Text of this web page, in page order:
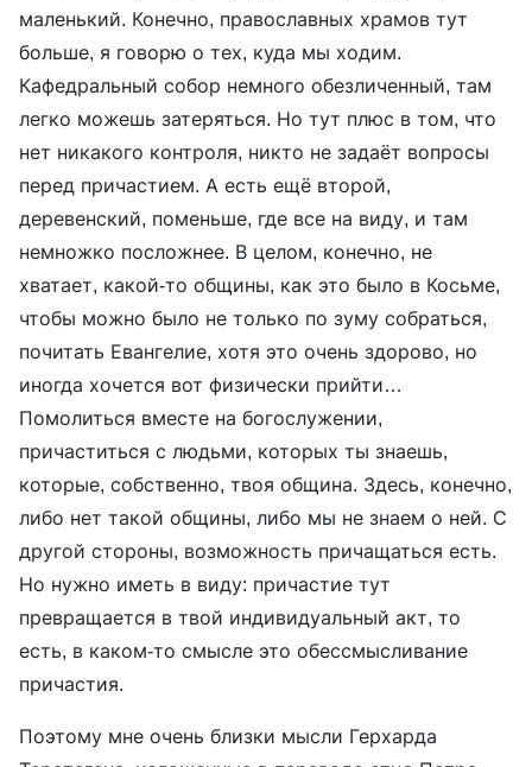
маленький. Конечно, православных храмов тут
больше, я говорю о тех, куда мы ходим.
Кафедральный собор немного обезличенный, там
легко можешь затеряться. Но тут плюс в том, что
нет никакого контроля, никто не задаёт вопросы
перед причастием. А есть ещё второй,
деревенский, поменьше, где все на виду, и там
немножко посложнее. В целом, конечно, не
хватает, какой-то общины, как это было в Косьме,
чтобы можно было не только по зуму собраться,
почитать Евангелие, хотя это очень здорово, но
иногда хочется вот физически прийти…
Помолиться вместе на богослужении,
причаститься с людьми, которых ты знаешь,
которые, собственно, твоя община. Здесь, конечно,
либо нет такой общины, либо мы не знаем о ней. С
другой стороны, возможность причащаться есть.
Но нужно иметь в виду: причастие тут
превращается в твой индивидуальный акт, то
есть, в каком-то смысле это обессмысливание
причастия.
Поэтому мне очень близки мысли Герхарда